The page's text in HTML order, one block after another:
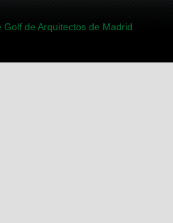
de Arquitectos de Madrid